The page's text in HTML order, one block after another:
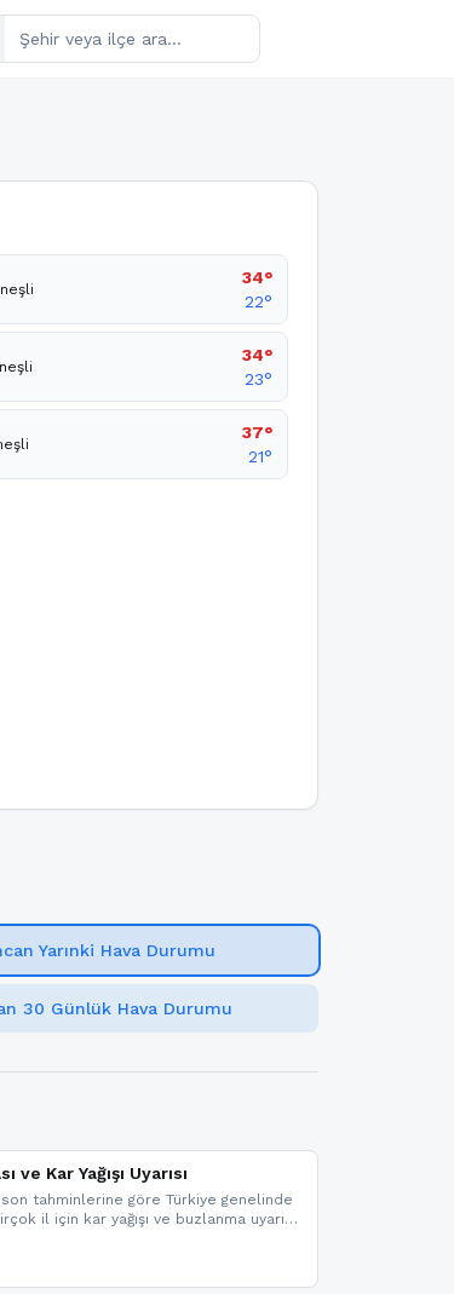
34°
22°
34°
23°
37°
21°
Yarınki Hava Durumu
30 Günlük Hava Durumu
ve Kar Yağışı Uyarısı
tahminlerine göre Türkiye genelinde
il için kar yağışı ve buzlanma uyarısı